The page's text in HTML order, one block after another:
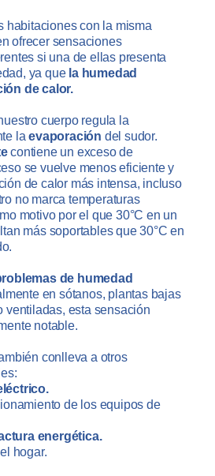
habitaciones con la misma
ofrecer sensaciones
si una de ellas presenta
ya que la humedad
de calor.
cuerpo regula la
laevaporación del sudor.
contiene un exceso de
se vuelve menos eficiente y
de calor más intensa, incluso
no marca temperaturas
motivo por el que 30°C en un
más soportables que 30°C en
de humedad
en sótanos, plantas bajas
ventiladas, esta sensación
notable.
conlleva a otros
de los equipos de
energética.
hogar.